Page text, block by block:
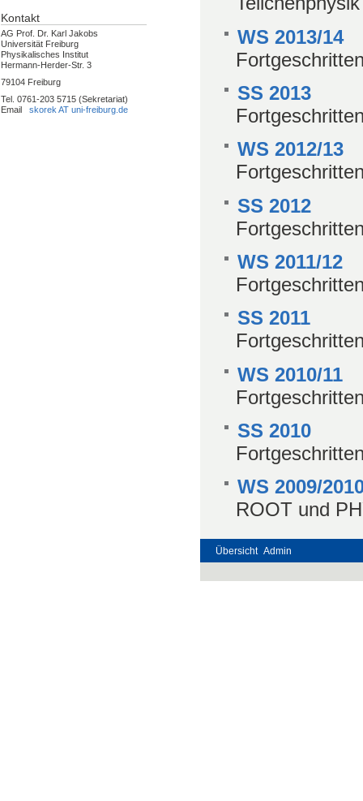
Kontakt
AG Prof. Dr. Karl Jakobs
Universität Freiburg
Physikalisches Institut
Hermann-Herder-Str. 3
79104 Freiburg
Tel. 0761-203 5715 (Sekretariat)
Email
skorek AT uni-freiburg.de
WS 2013/14
SS 2013
WS 2012/13
SS 2012
WS 2011/12
SS 2011
WS 2010/11
SS 2010
WS 2009/
ROOT und
Übersicht Admin